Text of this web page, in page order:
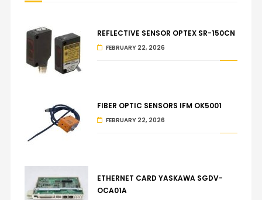
REFLECTIVE SENSOR OPTEX SR-150CN
FEBRUARY 22, 2026
FIBER OPTIC SENSORS IFM OK5001
FEBRUARY 22, 2026
ETHERNET CARD YASKAWA SGDV-
OCA01A